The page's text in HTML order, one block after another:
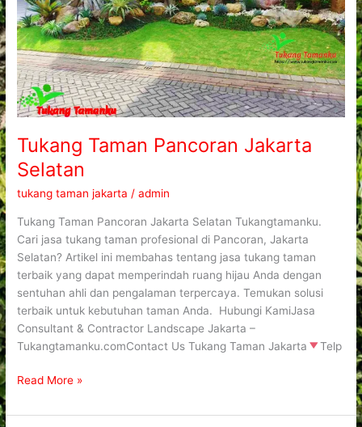
Tukang Taman Pancoran Jakarta
Selatan
tukang taman jakarta /admin
Tukang Taman Pancoran Jakarta Selatan Tukangtamanku.
Cari jasa tukang taman profesional di Pancoran, Jakarta
Selatan? Artikel ini membahas tentang jasa tukang taman
terbaik yang dapat memperindah ruang hijau Anda dengan
sentuhan ahli dan pengalaman terpercaya. Temukan solusi
terbaik untuk kebutuhan taman Anda. Hubungi KamiJasa
Consultant & Contractor Landscape Jakarta –
Tukangtamanku.comContact Us Tukang Taman Jakarta
Telp
Read More »